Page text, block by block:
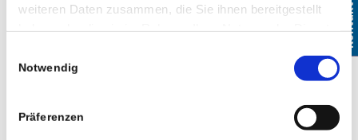
weiteren Daten zusammen, die Sie ihnen bereitgestellt
Notwendig
Präferenzen
Kontakt
Kontakt